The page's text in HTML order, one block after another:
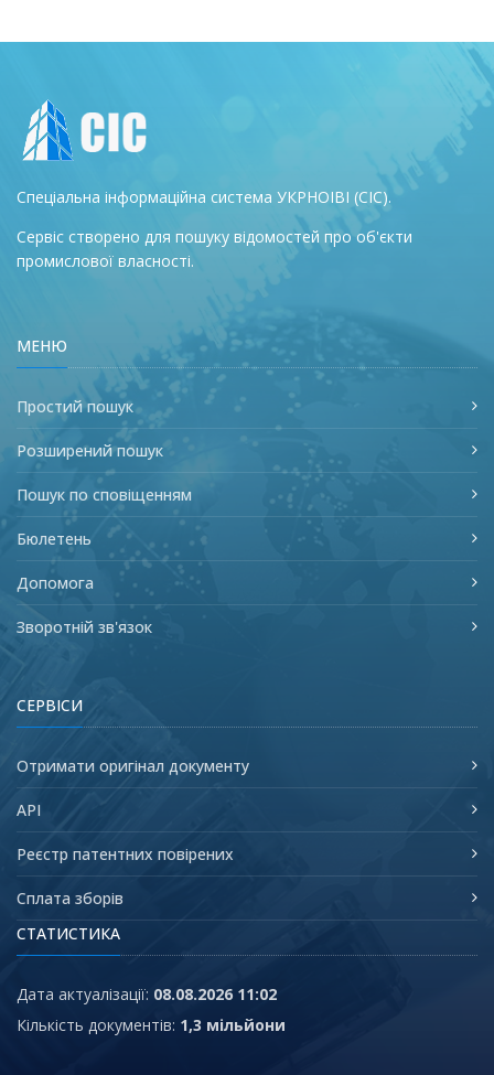
Спеціальна інформаційна система УКРНОІВІ (СІС).
Сервіс створено для пошуку відомостей про об'єкти
промислової власності.
МЕНЮ
Простий пошук
Розширений пошук
Пошук по сповіщенням
Бюлетень
Допомога
Зворотній зв'язок
СЕРВІСИ
Отримати оригінал документу
API
Реєстр патентних повірених
Сплата зборів
СТАТИСТИКА
Дата актуалізації: 08.08.2026 11:02
Кількість документів: 1,3 мільйони